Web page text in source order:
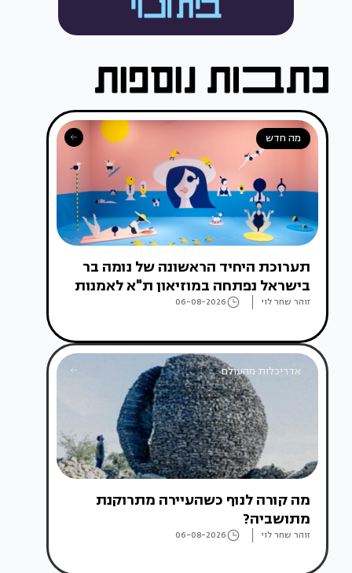
מה חדש
תערוכת היחיד הראשונה של נומה בר
בישראל נפתחה במוזיאון ת"א לאמנות
זוהר שחר לוי 06-08-2026
אדריכלות מהעולם
מה קורה לנוף כשהעיירה מתרוקנת
מתושביה?
זוהר שחר לוי 06-08-2026